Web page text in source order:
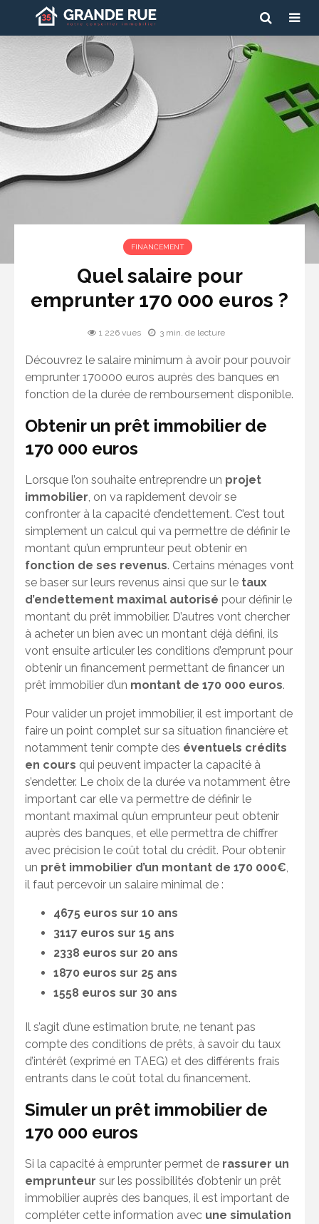
FINANCEMENT
Quel salaire pour
emprunter 170 000 euros ?
1 226 vues 3 min. de lecture
Découvrez le salaire minimum à avoir pour pouvoir
emprunter 170000 euros auprès des banques en
fonction de la durée de remboursement disponible.
Obtenir un prêt immobilier de
170 000 euros
Lorsque l’on souhaite entreprendre un projet
immobilier, on va rapidement devoir se
confronter à la capacité d’endettement. C’est tout
simplement un calcul qui va permettre de définir le
montant qu’un emprunteur peut obtenir en
fonction de ses revenus. Certains ménages vont
se baser sur leurs revenus ainsi que sur le taux
d’endettement maximal autorisé pour définir le
montant du prêt immobilier. D’autres vont chercher
à acheter un bien avec un montant déjà défini, ils
vont ensuite articuler les conditions d’emprunt pour
obtenir un financement permettant de financer un
prêt immobilier d’un montant de 170 000 euros.
Pour valider un projet immobilier, il est important de
faire un point complet sur sa situation financière et
notamment tenir compte des éventuels crédits
en cours qui peuvent impacter la capacité à
s’endetter. Le choix de la durée va notamment être
important car elle va permettre de définir le
montant maximal qu’un emprunteur peut obtenir
auprès des banques, et elle permettra de chiffrer
avec précision le coût total du crédit. Pour obtenir
un prêt immobilier d’un montant de 170 000€,
il faut percevoir un salaire minimal de :
4675 euros sur 10 ans
3117 euros sur 15 ans
2338 euros sur 20 ans
1870 euros sur 25 ans
1558 euros sur 30 ans
Il s’agit d’une estimation brute, ne tenant pas
compte des conditions de prêts, à savoir du taux
d’intérêt (exprimé en TAEG) et des différents frais
entrants dans le coût total du financement.
Simuler un prêt immobilier de
170 000 euros
Si la capacité à emprunter permet de rassurer un
emprunteur sur les possibilités d’obtenir un prêt
immobilier auprès des banques, il est important de
compléter cette information avec une simulation